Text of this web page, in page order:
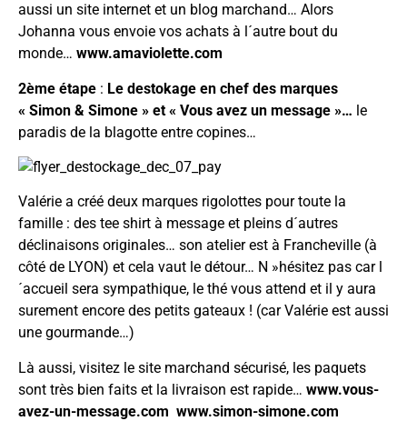
aussi un site internet et un blog marchand… Alors
Johanna vous envoie vos achats à l´autre bout du
monde… www.amaviolette.com
2ème étape : Le destokage en chef des marques
« Simon & Simone » et « Vous avez un message »… le
paradis de la blagotte entre copines…
Valérie a créé deux marques rigolottes pour toute la
famille : des tee shirt à message et pleins d´autres
déclinaisons originales… son atelier est à Francheville (à
côté de LYON) et cela vaut le détour… N »hésitez pas car l
´accueil sera sympathique, le thé vous attend et il y aura
surement encore des petits gateaux ! (car Valérie est aussi
une gourmande…)
Là aussi, visitez le site marchand sécurisé, les paquets
sont très bien faits et la livraison est rapide… www.vous-
avez-un-message.com www.simon-simone.com